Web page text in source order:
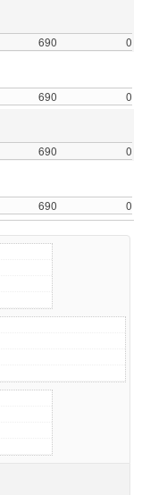
690
0
690
0
690
0
690 0